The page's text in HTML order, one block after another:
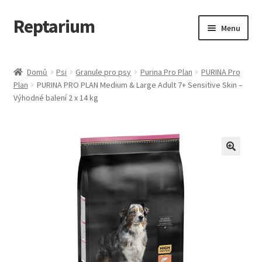
Přeskočit
na
Přejít
k
webu
Reptarium Menu
Košík
Domů Psi Granule pro psy Purina Pro Plan
PURINA Pro
Plan
PURINA PRO PLAN Medium & Large Adult 7+ Sensitive Skin –
Výhodné balení 2 x 14 kg